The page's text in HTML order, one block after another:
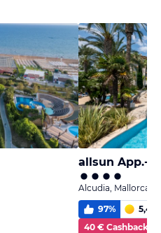
Alcudia, Mallorca
97% 5,4
40 € Cashback